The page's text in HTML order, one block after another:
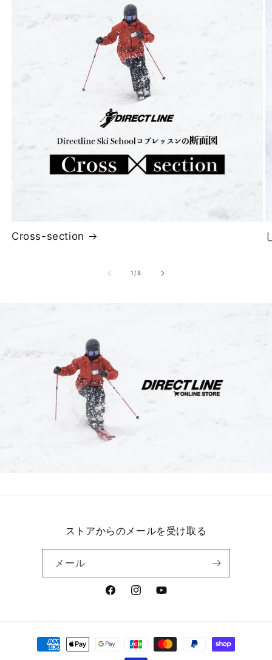
Cross-section
1 /の
8
ストアからのメールを受け取る
メール
FacebookInstagramYouTube